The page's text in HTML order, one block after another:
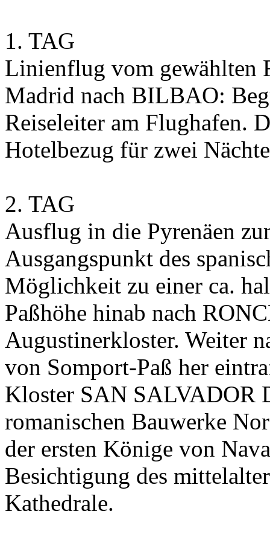
1. TAG
Linienflug vom gewählten
Madrid nach BILBAO:
Reiseleiter am Flughafen.
Hotelbezug für zwei
2. TAG
Ausflug in die Pyrenäen
Ausgangspunkt des
Möglichkeit zu einer ca.
Paßhöhe hinab nach
Augustinerkloster. Weiter
von Somport-Paß her
Kloster SAN SALVADOR
romanischen Bauwerke
der ersten Könige von
Besichtigung des
Kathedrale.